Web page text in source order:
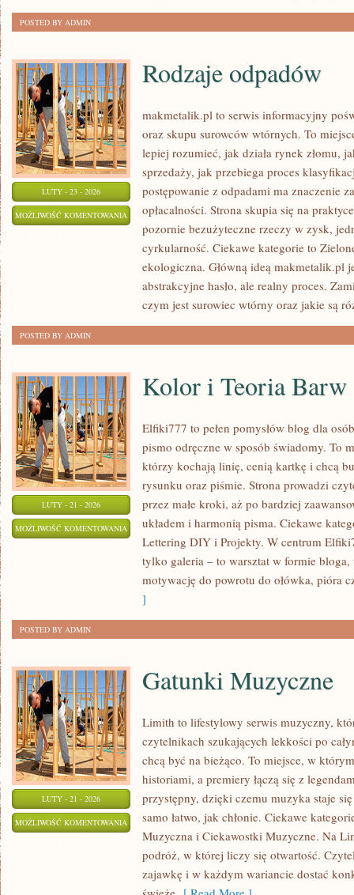
POSTED BY ADMIN
LUTY - 23 - 2026
MOŻLIWOŚĆ KOMENTOWANIA RODZAJE
ODPADÓW
Rodzaje odpadów
makmetalik.pl to serwis informacyjny
oraz skupu surowców wtórnych. To
lepiej rozumieć, jak działa rynek złomu,
sprzedaży, jak przebiega proces
postępowanie z odpadami ma znaczenie
opłacalności. Strona skupia się na
pozornie bezużyteczne rzeczy w zysk,
cyrkularność. Ciekawe kategorie to
ekologiczna. Główną ideą makmetalik.pl
abstrakcyjne hasło, ale realny proces.
czym jest surowiec wtórny oraz jakie są
POSTED BY ADMIN
LUTY - 21 - 2026
MOŻLIWOŚĆ KOMENTOWANIA KOLOR
TEORIA
BARW
Kolor i Teoria Barw
Elfiki777 to pełen pomysłów blog dla
pismo odręczne w sposób świadomy. To
którzy kochają linię, cenią kartkę i chcą
rysunku oraz piśmie. Strona prowadzi
przez małe kroki, aż po bardziej
układem i harmonią pisma. Ciekawe
Lettering DIY i Projekty. W centrum
tylko galeria – to warsztat w formie
motywację do powrotu do ołówka, pióra
]
POSTED BY ADMIN
LUTY - 21 - 2026
MOŻLIWOŚĆ KOMENTOWANIA GATUNKI
MUZYCZNE
Gatunki Muzyczne
Limith to lifestylowy serwis muzyczny,
czytelnikach szukających lekkości po
chcą być na bieżąco. To miejsce, w
historiami, a premiery łączą się z
przystępny, dzięki czemu muzyka staje
samo łatwo, jak chłonie. Ciekawe
Muzyczna i Ciekawostki Muzyczne. Na
podróż, w której liczy się otwartość.
zajawkę i w każdym wariancie dostać